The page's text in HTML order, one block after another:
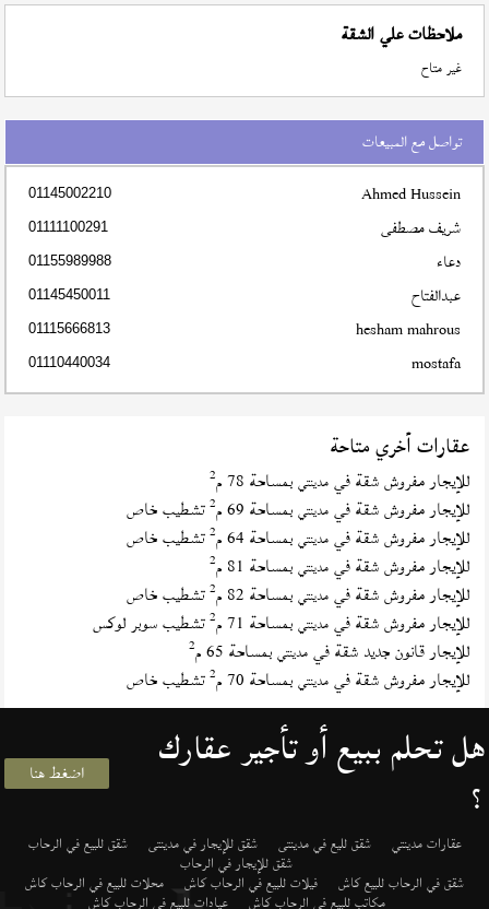
ملاحظات علي الشقة
غير متاح
تواصل مع المبيعات
Ahmed Hussein
01145002210
شريف مصطفى 01111100291
دعاء 01155989988
عبدالفتاح 01145450011
hesham mahrous
01115666813
mostafa
01110440034
عقارات أخري متاحة
للإيجار مفروش شقة فيمدينتي بمساحة 78 م 2
للإيجار مفروش شقة فيمدينتي بمساحة 69 م 2تشطيب خاص
للإيجار مفروش شقة فيمدينتي بمساحة 64 م 2تشطيب خاص
للإيجار مفروش شقة فيمدينتي بمساحة 81 م 2
للإيجار مفروش شقة فيمدينتي بمساحة 82 م 2تشطيب خاص
للإيجار مفروش شقة فيمدينتي بمساحة 71 م 2تشطيب سوبر لوكس
للإيجار قانون جديد شقة فيمدينتي بمساحة 65 م 2
للإيجار مفروش شقة فيمدينتي بمساحة 70 م 2تشطيب خاص
هل تحلم ببيع أو تأجير عقارك
؟ اضغط هنا
عقارات مدينتي شقق لليع في مدينتى شقق للإيجار في مدينتى شقق للبيع في الرحاب
شقق للإيجار في الرحاب
شقق في الرحاب للبيع كاش فيلات للبيع في الرحاب كاش محلات للبيع في الرحاب كاش
مكاتب للبيع في الرحاب كاش عيادات للبيع في الرحاب كاش